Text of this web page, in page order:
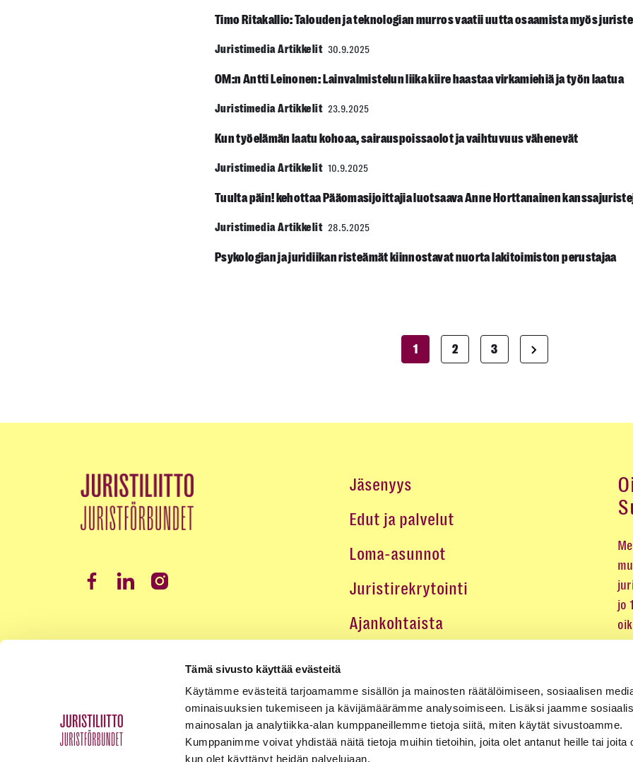
Tämä sivusto käyttää evästeitä
Käytämme evästeitä tarjoamamme sisällön ja mainosten räätälöimiseen, sosiaalisen
ominaisuuksien tukemiseen ja kävijämäärämme analysoimiseen. Lisäksi jaamme
mainosalan ja analytiikka-alan kumppaneillemme tietoja siitä, miten käytät sivustoamme.
Kumppanimme voivat yhdistää näitä tietoja muihin tietoihin, joita olet antanut heille tai joita
kun olet käyttänyt heidän palvelujaan.
Timo Ritakallio: Talouden ja teknologian murros vaatii uutta osaamista myös
Juristimedia Artikkelit 30.9.2025
OM:n Antti Leinonen: Lainvalmistelun liika kiire haastaa virkamiehiä ja työn laatua
Juristimedia Artikkelit 23.9.2025
Kun työelämän laatu kohoaa, sairauspoissaolot ja vaihtuvuus vähenevät
Juristimedia Artikkelit 10.9.2025
Tuulta päin! kehottaa Pääomasijoittajia luotsaava Anne Horttanainen
Juristimedia Artikkelit 28.5.2025
Psykologian ja juridiikan risteämät kiinnostavat nuorta lakitoimiston perustajaa
1 2 3
Jäsenyys
Edut ja palvelut
Loma-asunnot
Juristirekrytointi
Ajankohtaista
Koulutukset ja tapahtumat
Yhteystiedot
jo